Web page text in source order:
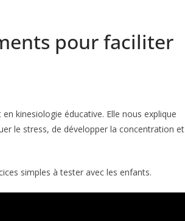
pour faciliter
kinesiologie éducative. Elle nous explique
le stress, de développer la concentration et
simples à tester avec les enfants.